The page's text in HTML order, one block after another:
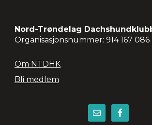
Footer
Nord-Trøndelag
Organisasjonsnummer: 914 167 086
Om NTDHK
Bli medlem